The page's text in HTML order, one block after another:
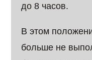
до 8 часов.
В этом
больше не